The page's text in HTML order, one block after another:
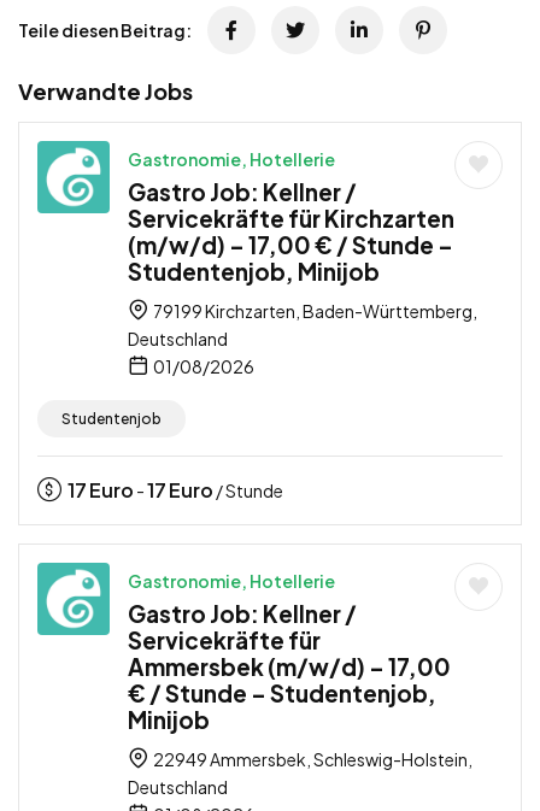
Teile diesen Beitrag:
Verwandte Jobs
Gastronomie, Hotellerie
Gastro Job: Kellner /
Servicekräfte für Kirchzarten
(m/w/d) – 17,00 € / Stunde –
Studentenjob, Minijob
79199 Kirchzarten, Baden-Württemberg,
Deutschland
01/08/2026
Studentenjob
17Euro -17Euro / Stunde
Gastronomie, Hotellerie
Gastro Job: Kellner /
Servicekräfte für
Ammersbek (m/w/d) – 17,00
€ / Stunde – Studentenjob,
Minijob
22949 Ammersbek, Schleswig-Holstein,
Deutschland